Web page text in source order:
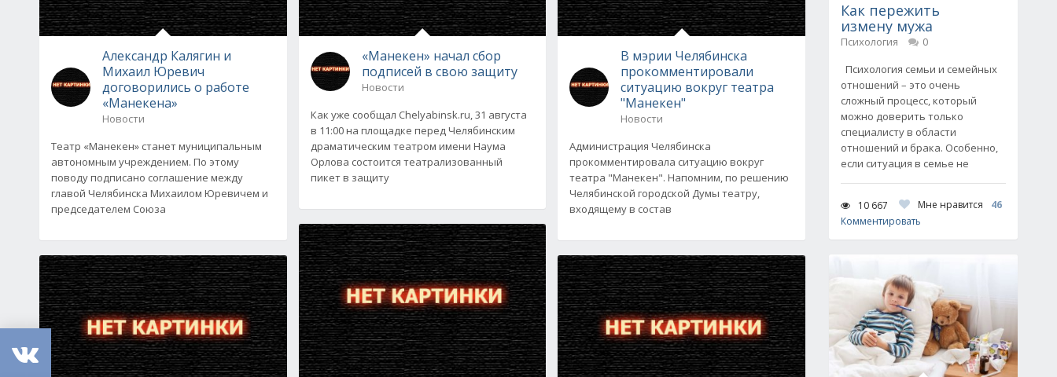
Александр Калягин и
Михаил Юревич
договорились о работе
«Манекена»
Новости
Театр «Манекен» станет муниципальным
автономным учреждением. По этому
поводу подписано соглашение между
главой Челябинска Михаилом Юревичем и
председателем Союза
«Манекен» начал сбор
подписей в свою защиту
Новости
Как уже сообщал Chelyabinsk.ru, 31 августа
в 11:00 на площадке перед Челябинским
драматическим театром имени Наума
Орлова состоится театрализованный
пикет в защиту
В мэрии Челябинска
прокомментировали
ситуацию вокруг театра
"Манекен"
Новости
Администрация Челябинска
прокомментировала ситуацию вокруг
театра "Манекен". Напомним, по решению
Челябинской городской Думы театру,
входящему в состав
Как пережить
измену мужа
Психология
0
Психология семьи и семейных
отношений – это очень
сложный процесс, который
можно доверить только
специалисту в области
отношений и брака. Особенно,
если ситуация в семье не
10 667 Мне нравится
46
Комментировать